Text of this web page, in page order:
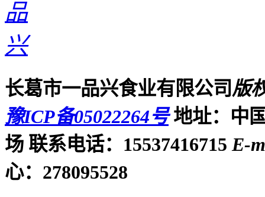
长葛市一品兴食业有限公司版
豫ICP备05022264号 地址：中
场 联系电话：15537416715 E-
心：278095528